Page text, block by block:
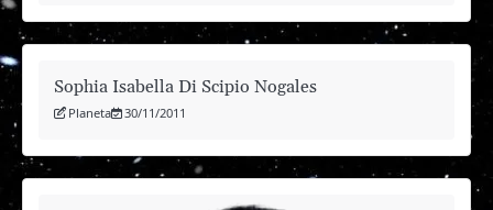
Sophia Isabella Di Scipio Nogales
Planeta 30/11/2011